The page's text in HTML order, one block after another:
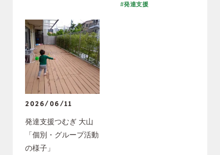
#発達支援
2026/06/11
発達支援つむぎ 大山
「個別・グループ活動
の様子」